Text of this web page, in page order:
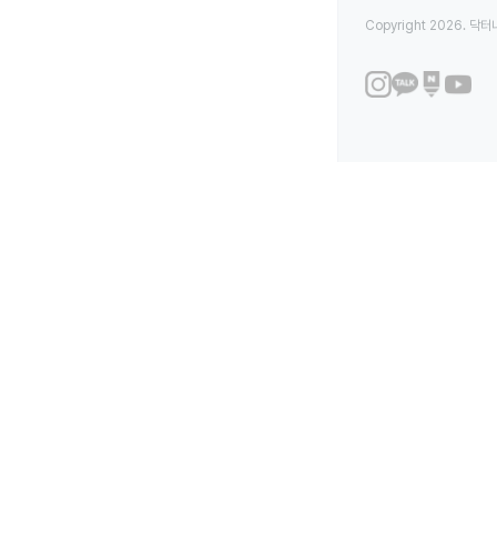
Copyright 2026. 닥터